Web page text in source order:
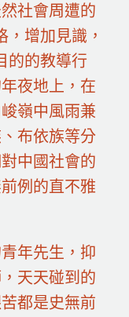
社會周遭的
增加見識，
的的教導行
夜地上，在
嶺中風雨兼
布依族等分
中國社會的
例的直不雅
年先生，抑
天天碰到的
都是史無前